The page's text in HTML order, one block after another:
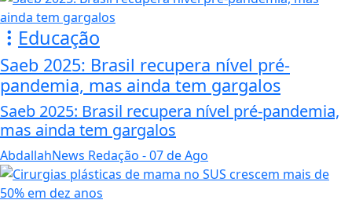
Educação
Saeb 2025: Brasil recupera nível pré-
pandemia, mas ainda tem gargalos
Saeb 2025: Brasil recupera nível pré-pandemia,
mas ainda tem gargalos
AbdallahNews Redação - 07 de Ago